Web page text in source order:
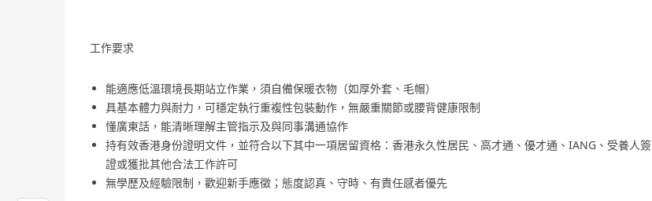
工作要求
能適應低溫環境長期站立作業，須自備保暖衣物（如厚外套、毛帽）
具基本體力與耐力，可穩定執行重複性包裝動作，無嚴重關節或腰背健康限制
懂廣東話，能清晰理解主管指示及與同事溝通協作
持有效香港身份證明文件，並符合以下其中一項居留資格：香港永久性居民、高才通、優才通、IANG、受養人簽
證或獲批其他合法工作許可
無學歷及經驗限制，歡迎新手應徵；態度認真、守時、有責任感者優先